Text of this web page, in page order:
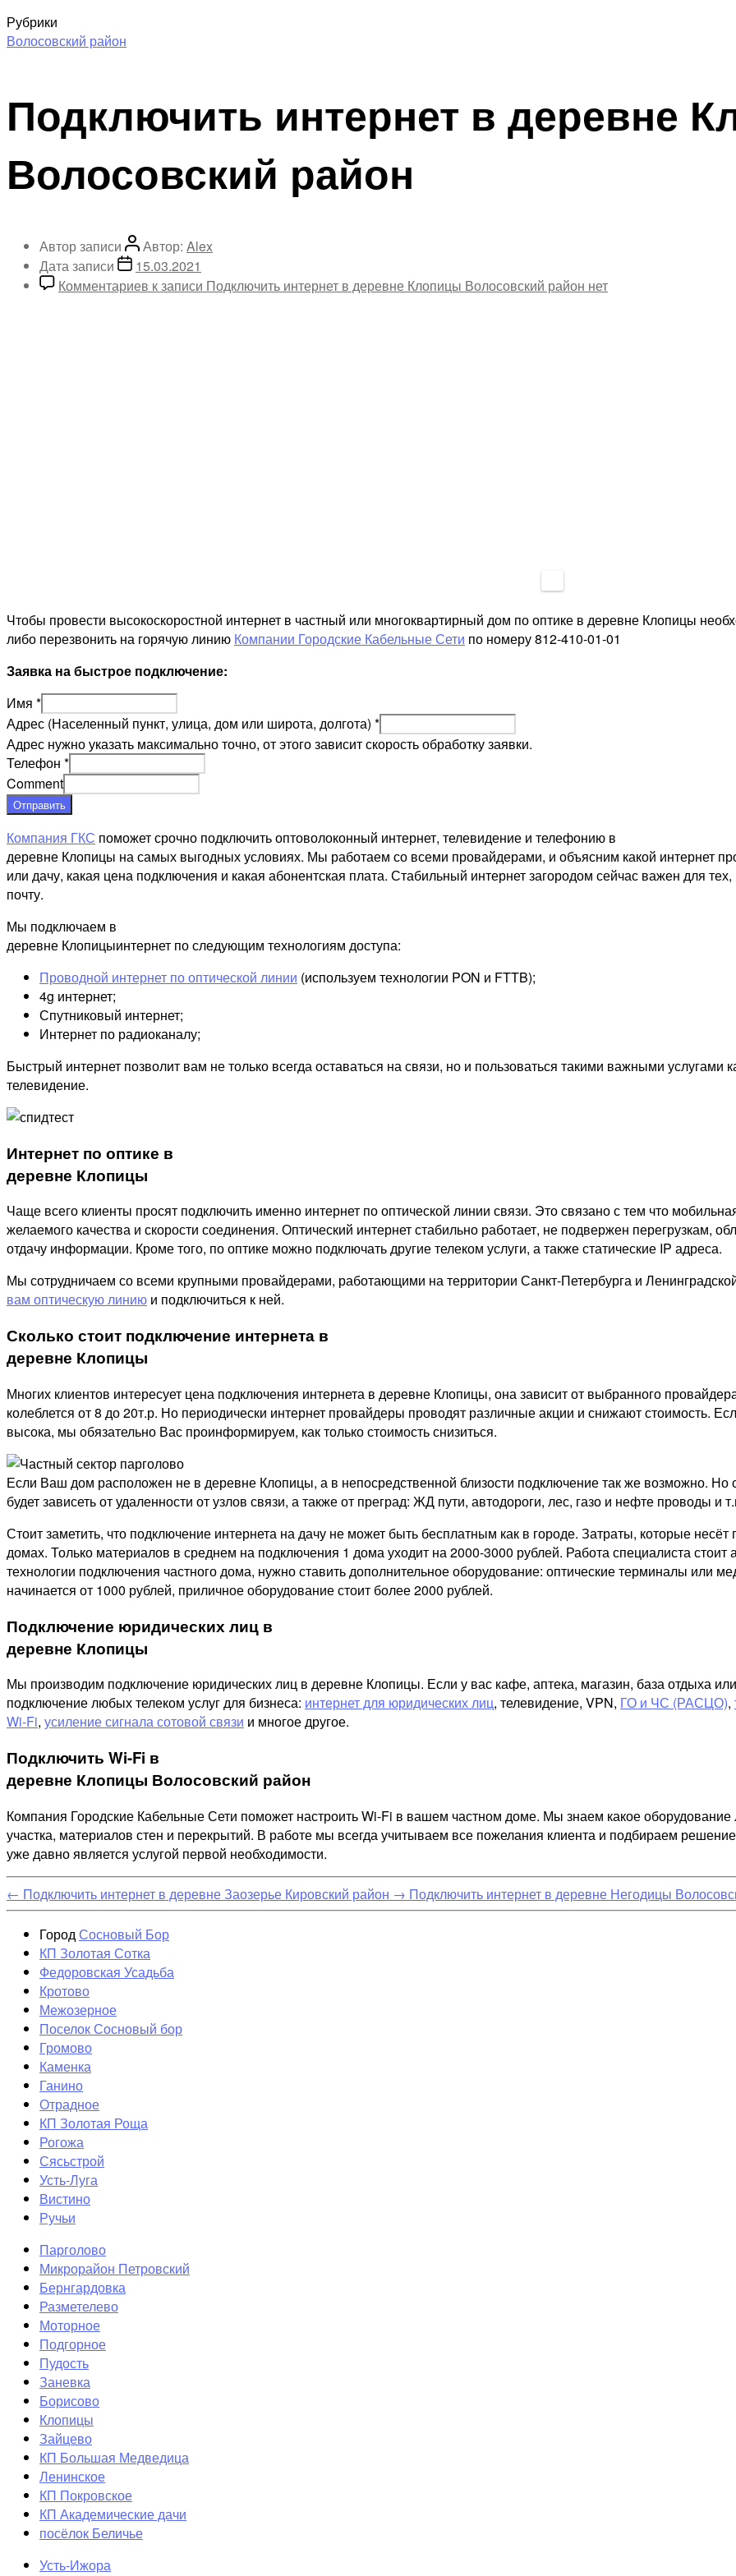
Рубрики
Волосовский район
Подключить интернет в деревне
Волосовский район
Автор записи Автор: Alex
Дата записи
15.03.2021
Комментариев к записи Подключить интернет в деревне Клопицы Волосовский район нет
Чтобы провести высокоскоростной интернет в частный или многоквартирный дом по оптике в деревне Клопицы
либо перезвонить на горячую линию Компании Городские Кабельные Сети по номеру 812-410-01-01
Заявка на быстрое подключение:
Имя *
Адрес (Населенный пункт, улица, дом или широта, долгота) *
Адрес нужно указать максимально точно, от этого зависит скорость обработку заявки.
Телефон *
Comment
Отправить
Компания ГКС поможет срочно подключить оптоволоконный интернет, телевидение и телефонию в
деревне Клопицы на самых выгодных условиях. Мы работаем со всеми провайдерами, и объясним какой интернет
или дачу, какая цена подключения и какая абонентская плата. Стабильный интернет загородом сейчас важен для
почту.
Мы подключаем в
деревне Клопицыинтернет по следующим технологиям доступа:
Проводной интернет по оптической линии (используем технологии PON и FTTB);
4g интернет;
Спутниковый интернет;
Интернет по радиоканалу;
Быстрый интернет позволит вам не только всегда оставаться на связи, но и пользоваться такими важными
телевидение.
Интернет по оптике в
деревне Клопицы
Чаще всего клиенты просят подключить именно интернет по оптической линии связи. Это связано с тем что
желаемого качества и скорости соединения. Оптический интернет стабильно работает, не подвержен перегрузкам,
отдачу информации. Кроме того, по оптике можно подключать другие телеком услуги, а также статические IP адреса.
Мы сотрудничаем со всеми крупными провайдерами, работающими на территории Санкт-Петербурга и
вам оптическую линию и подключиться к ней.
Сколько стоит подключение интернета в
деревне Клопицы
Многих клиентов интересует цена подключения интернета в деревне Клопицы, она зависит от выбранного
колеблется от 8 до 20т.р. Но периодически интернет провайдеры проводят различные акции и снижают стоимость.
высока, мы обязательно Вас проинформируем, как только стоимость снизиться.
Если Ваш дом расположен не в деревне Клопицы, а в непосредственной близости подключение так же возможно. Но
будет зависеть от удаленности от узлов связи, а также от преград: ЖД пути, автодороги, лес, газо и нефте проводы и
Стоит заметить, что подключение интернета на дачу не может быть бесплатным как в городе. Затраты, которые
домах. Только материалов в среднем на подключения 1 дома уходит на 2000-3000 рублей. Работа специалиста стоит
технологии подключения частного дома, нужно ставить дополнительное оборудование: оптические терминалы или
начинается от 1000 рублей, приличное оборудование стоит более 2000 рублей.
Подключение юридических лиц в
деревне Клопицы
Мы производим подключение юридических лиц в деревне Клопицы. Если у вас кафе, аптека, магазин, база отдыха
подключение любых телеком услуг для бизнеса: интернет для юридических лиц, телевидение, VPN, ГО и ЧС (РАСЦО),
Wi-Fi, усиление сигнала сотовой связи и многое другое.
Подключить Wi-Fi в
деревне Клопицы Волосовский район
Компания Городские Кабельные Сети поможет настроить Wi-Fi в вашем частном доме. Мы знаем какое
участка, материалов стен и перекрытий. В работе мы всегда учитываем все пожелания клиента и подбираем
уже давно является услугой первой необходимости.
← Подключить интернет в деревне Заозерье Кировский район → Подключить интернет в деревне Негодицы
ГородСосновый Бор
КП Золотая Сотка
Федоровская Усадьба
Кротово
Межозерное
Поселок Сосновый бор
Громово
Каменка
Ганино
Отрадное
КП Золотая Роща
Рогожа
Сясьстрой
Усть-Луга
Вистино
Ручьи
Парголово
Микрорайон Петровский
Бернгардовка
Разметелево
Моторное
Подгорное
Пудость
Заневка
Борисово
Клопицы
Зайцево
КП Большая Медведица
Ленинское
КП Покровское
КП Академические дачи
посёлок Беличье
Усть-Ижора